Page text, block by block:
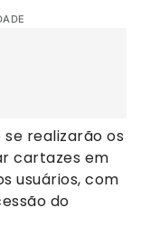
realizarão os
cartazes em
usuários, com
do